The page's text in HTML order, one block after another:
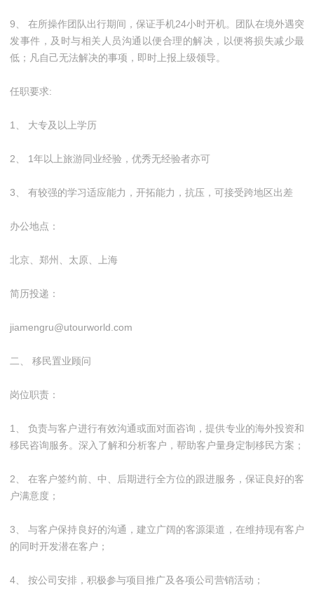
9、 在所操作团队出行期间，保证手机24小时开机。团队在境外遇突
发事件，及时与相关人员沟通以便合理的解决，以便将损失减少最
低；凡自己无法解决的事项，即时上报上级领导。
任职要求:
1、 大专及以上学历
2、 1年以上旅游同业经验，优秀无经验者亦可
3、 有较强的学习适应能力，开拓能力，抗压，可接受跨地区出差
办公地点：
北京、郑州、太原、上海
简历投递：
jiamengru@utourworld.com
二、 移民置业顾问
岗位职责：
1、 负责与客户进行有效沟通或面对面咨询，提供专业的海外投资和
移民咨询服务。深入了解和分析客户，帮助客户量身定制移民方案；
2、 在客户签约前、中、后期进行全方位的跟进服务，保证良好的客
户满意度；
3、 与客户保持良好的沟通，建立广阔的客源渠道，在维持现有客户
的同时开发潜在客户；
4、 按公司安排，积极参与项目推广及各项公司营销活动；